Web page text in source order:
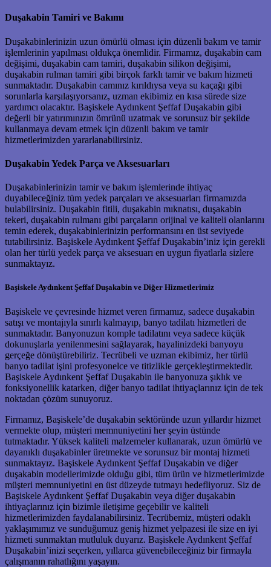
Duşakabin Tamiri ve Bakımı
Duşakabinlerinizin uzun ömürlü olması için düzenli bakım ve tamir
işlemlerinin yapılması oldukça önemlidir. Firmamız, duşakabin cam
değişimi, duşakabin cam tamiri, duşakabin silikon değişimi,
duşakabin rulman tamiri gibi birçok farklı tamir ve bakım hizmeti
sunmaktadır. Duşakabin camınız kırıldıysa veya su kaçağı gibi
sorunlarla karşılaşıyorsanız, uzman ekibimiz en kısa sürede size
yardımcı olacaktır. Başiskele Aydınkent Şeffaf Duşakabin gibi
değerli bir yatırımınızın ömrünü uzatmak ve sorunsuz bir şekilde
kullanmaya devam etmek için düzenli bakım ve tamir
hizmetlerimizden yararlanabilirsiniz.
Duşakabin Yedek Parça ve Aksesuarları
Duşakabinlerinizin tamir ve bakım işlemlerinde ihtiyaç
duyabileceğiniz tüm yedek parçaları ve aksesuarları firmamızda
bulabilirsiniz. Duşakabin fitili, duşakabin mıknatısı, duşakabin
tekeri, duşakabin rulmanı gibi parçaların orijinal ve kaliteli olanlarını
temin ederek, duşakabinlerinizin performansını en üst seviyede
tutabilirsiniz. Başiskele Aydınkent Şeffaf Duşakabin’iniz için gerekli
olan her türlü yedek parça ve aksesuarı en uygun fiyatlarla sizlere
sunmaktayız.
Başiskele Aydınkent Şeffaf Duşakabin ve Diğer Hizmetlerimiz
Başiskele ve çevresinde hizmet veren firmamız, sadece duşakabin
satışı ve montajıyla sınırlı kalmayıp, banyo tadilatı hizmetleri de
sunmaktadır. Banyonuzun komple tadilatını veya sadece küçük
dokunuşlarla yenilenmesini sağlayarak, hayalinizdeki banyoyu
gerçeğe dönüştürebiliriz. Tecrübeli ve uzman ekibimiz, her türlü
banyo tadilat işini profesyonelce ve titizlikle gerçekleştirmektedir.
Başiskele Aydınkent Şeffaf Duşakabin ile banyonuza şıklık ve
fonksiyonellik katarken, diğer banyo tadilat ihtiyaçlarınız için de tek
noktadan çözüm sunuyoruz.
Firmamız, Başiskele’de duşakabin sektöründe uzun yıllardır hizmet
vermekte olup, müşteri memnuniyetini her şeyin üstünde
tutmaktadır. Yüksek kaliteli malzemeler kullanarak, uzun ömürlü ve
dayanıklı duşakabinler üretmekte ve sorunsuz bir montaj hizmeti
sunmaktayız. Başiskele Aydınkent Şeffaf Duşakabin ve diğer
duşakabin modellerimizde olduğu gibi, tüm ürün ve hizmetlerimizde
müşteri memnuniyetini en üst düzeyde tutmayı hedefliyoruz. Siz de
Başiskele Aydınkent Şeffaf Duşakabin veya diğer duşakabin
ihtiyaçlarınız için bizimle iletişime geçebilir ve kaliteli
hizmetlerimizden faydalanabilirsiniz. Tecrübemiz, müşteri odaklı
yaklaşımımız ve sunduğumuz geniş hizmet yelpazesi ile size en iyi
hizmeti sunmaktan mutluluk duyarız. Başiskele Aydınkent Şeffaf
Duşakabin’inizi seçerken, yıllarca güvenebileceğiniz bir firmayla
çalışmanın rahatlığını yaşayın.